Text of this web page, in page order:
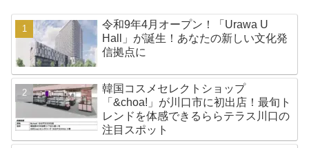
令和9年4月オープン！「Urawa U
Hall」が誕生！あなたの新しい文化発
信拠点に
韓国コスメセレクトショップ
「&choa!」が川口市に初出店！最旬ト
レンドを体感できるららテラス川口の
注目スポット